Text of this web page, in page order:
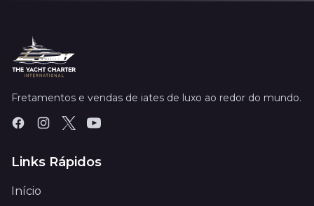
Fretamentos e vendas de iates de luxo ao redor do mundo.
Links Rápidos
Início